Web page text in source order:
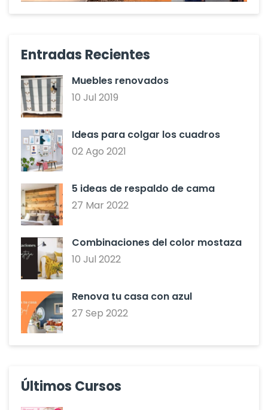
Entradas Recientes
Muebles renovados
10 Jul 2019
Ideas para colgar los cuadros
02 Ago 2021
5 ideas de respaldo de cama
27 Mar 2022
Combinaciones del color mostaza
10 Jul 2022
Renova tu casa con azul
27 Sep 2022
Últimos Cursos